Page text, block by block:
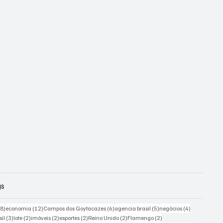
18 posts
economia (12)12 posts
Campos dos Goytacazes (6)6 posts
agencia brasil (5)5 posts
negócios (4)
(3)3 posts
lote (2)2 posts
imóveis (2)2 posts
esportes (2)2 posts
Reino Unido (2)2 posts
Flamengo (2)